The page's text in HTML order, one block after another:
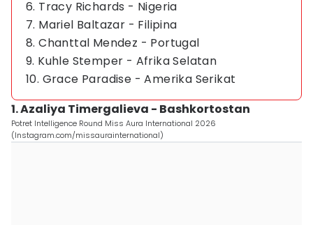
6. Tracy Richards - Nigeria
7. Mariel Baltazar - Filipina
8. Chanttal Mendez - Portugal
9. Kuhle Stemper - Afrika Selatan
10. Grace Paradise - Amerika Serikat
1. Azaliya Timergalieva - Bashkortostan
Potret Intelligence Round Miss Aura International 2026
(Instagram.com/missaurainternational)